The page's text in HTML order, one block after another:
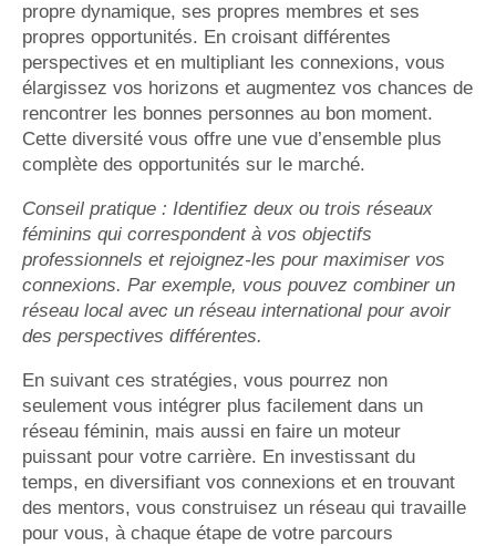
propre dynamique, ses propres membres et ses
propres opportunités. En croisant différentes
perspectives et en multipliant les connexions, vous
élargissez vos horizons et augmentez vos chances de
rencontrer les bonnes personnes au bon moment.
Cette diversité vous offre une vue d’ensemble plus
complète des opportunités sur le marché.
Conseil pratique : Identifiez deux ou trois réseaux
féminins qui correspondent à vos objectifs
professionnels et rejoignez-les pour maximiser vos
connexions. Par exemple, vous pouvez combiner un
réseau local avec un réseau international pour avoir
des perspectives différentes.
En suivant ces stratégies, vous pourrez non
seulement vous intégrer plus facilement dans un
réseau féminin, mais aussi en faire un moteur
puissant pour votre carrière. En investissant du
temps, en diversifiant vos connexions et en trouvant
des mentors, vous construisez un réseau qui travaille
pour vous, à chaque étape de votre parcours